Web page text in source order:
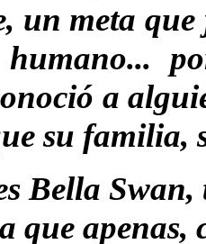
un meta
a
su familia,
Bella Swan,
que apenas,